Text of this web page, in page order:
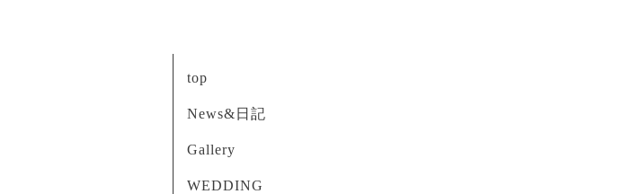
top
News&日記
Gallery
WEDDING